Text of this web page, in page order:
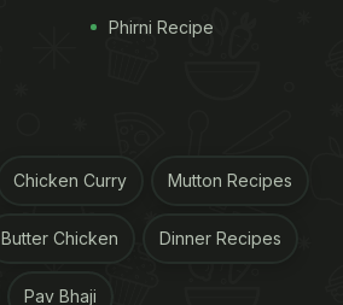
Phirni Recipe
Chicken Curry Mutton Recipes
Butter Chicken Dinner Recipes
Pav Bhaji